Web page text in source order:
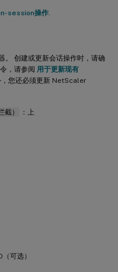
session操作.
。 创建或更新会话操作时，请确
，请参阅 用于更新现有
，您还必须更新 NetScaler
） ：上
可选）